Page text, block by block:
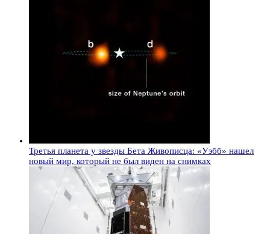
Третья планета у звезды Бета Живописца: «Уэбб» нашел
новый мир, который не был виден на снимках